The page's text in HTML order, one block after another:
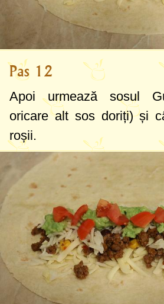
Pas 12
Apoi urmează sosul
oricare alt sos doriți) și
roșii.